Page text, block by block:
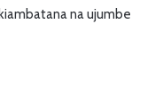
na ujumbe